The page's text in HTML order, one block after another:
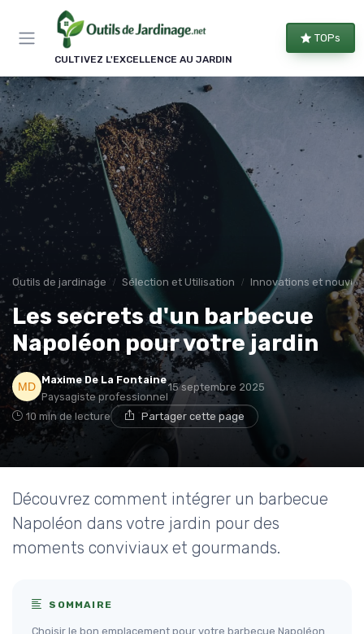
CULTIVEZ L'EXCELLENCE AU JARDIN
TOPs
Outils de jardinage Sélection et Utilisation Innovations et
Les secrets d'un barbecue
Napoléon pour votre jardin
Maxime De La Fontaine
Paysagiste professionnel
15 septembre 2025
10 min de lecture Partager cette page
Découvrez comment intégrer un barbecue
Napoléon dans votre jardin pour des
moments conviviaux et gourmands.
SOMMAIRE
Choisir le bon emplacement pour votre barbecue Napoléon
Panneau de gestion des cookies